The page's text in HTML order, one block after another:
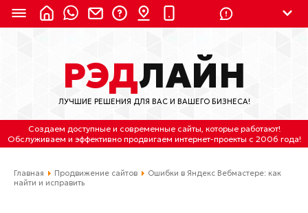
8 (800) 550-9899 (с 2:30 до 11:30 по
Мск)
Бесплатно по России
(4212) 658-653
(4212) 637-673
РЭДЛАЙН
ЛУЧШИЕ РЕШЕНИЯ ДЛЯ ВАС И ВАШЕГО БИЗНЕСА!
Создаем доступные и современные сайты, которые работают!
Обслуживаем и эффективно продвигаем интернет-проекты с 2006 года!
Главная Продвижение сайтов
Ошибки в Яндекс Вебмастере: как
найти и исправить